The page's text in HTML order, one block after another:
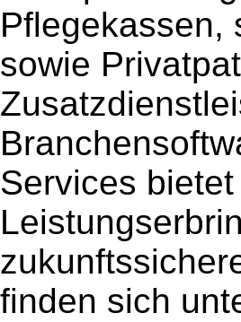
Pflegekassen,
sowie
Services
finden sich